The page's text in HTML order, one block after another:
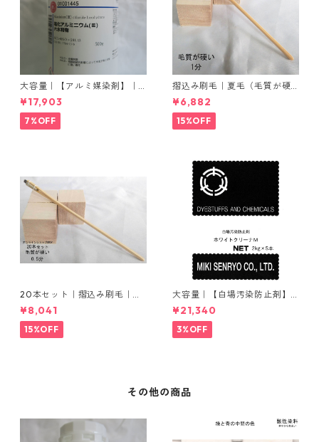
大容量｜【アルミ媒染剤】｜5
00g−5本入り｜塩化アルミニ
ウム
¥17,903
7%OFF
摺込み刷毛｜夏毛（毛質が硬
い）1分｜16本入り＊1セット
¥6,882
15%OFF
20本セット｜摺込み刷毛｜夏
毛（毛質が硬い）0.5分
¥8,041
15%OFF
大容量｜【白場汚染防止剤】
｜2kg×5本｜ホワイトクリー
ナＭ
¥21,340
3%OFF
その他の商品